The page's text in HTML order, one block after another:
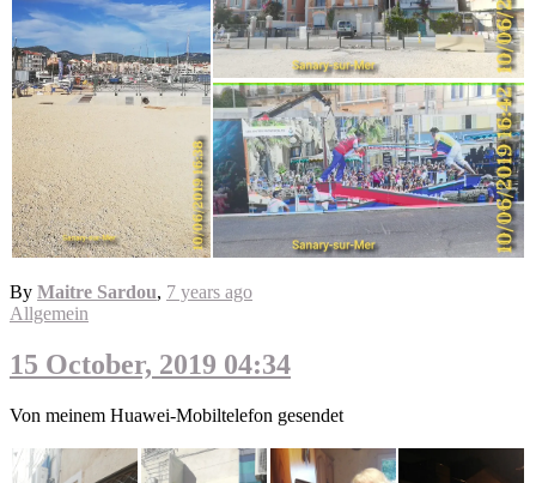
By Maitre Sardou, 7 years ago
Allgemein
15 October, 2019 04:34
Von meinem Huawei-Mobiltelefon gesendet